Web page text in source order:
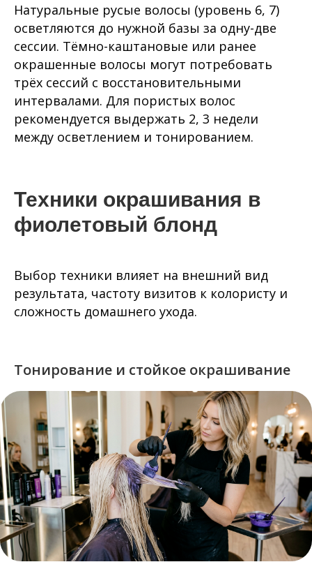
Натуральные русые волосы (уровень 6, 7)
осветляются до нужной базы за одну-две
сессии. Тёмно-каштановые или ранее
окрашенные волосы могут потребовать
трёх сессий с восстановительными
интервалами. Для пористых волос
рекомендуется выдержать 2, 3 недели
между осветлением и тонированием.
Техники окрашивания в
фиолетовый блонд
Выбор техники влияет на внешний вид
результата, частоту визитов к колористу и
сложность домашнего ухода.
Тонирование и стойкое окрашивание